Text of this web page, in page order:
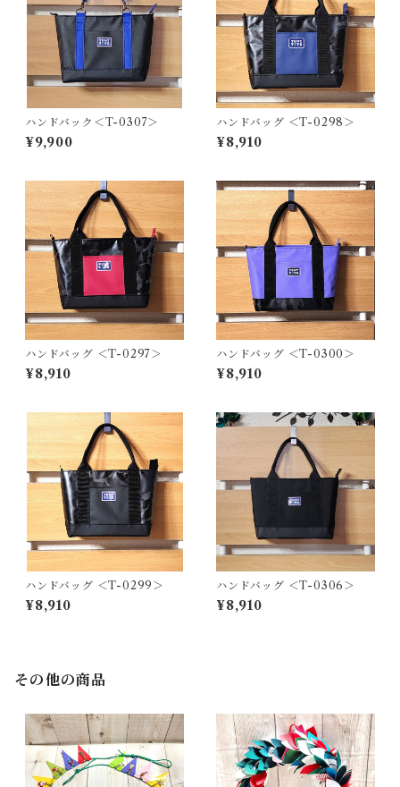
ハンドバック＜T-0307＞
¥9,900
ハンドバッグ ＜T-0298＞
¥8,910
ハンドバッグ ＜T-0297＞
¥8,910
ハンドバッグ ＜T-0300＞
¥8,910
ハンドバッグ ＜T-0299＞
¥8,910
ハンドバッグ ＜T-0306＞
¥8,910
その他の商品